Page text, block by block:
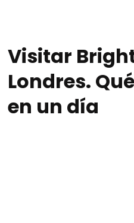
Visitar
Londres.
en un día